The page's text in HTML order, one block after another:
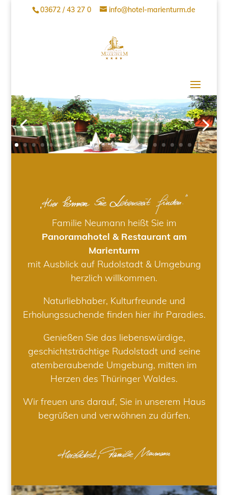
03672 / 43 27 0 info@hotel-marienturm.de
Familie Neumann heißt Sie im
Panoramahotel & Restaurant am
Marienturm
mit Ausblick auf Rudolstadt & Umgebung
herzlich willkommen.
Naturliebhaber, Kulturfreunde und
Erholungssuchende finden hier ihr Paradies.
Genießen Sie das liebenswürdige,
geschichtsträchtige Rudolstadt und seine
atemberaubende Umgebung, mitten im
Herzen des Thüringer Waldes.
Wir freuen uns darauf, Sie in unserem Haus
begrüßen und verwöhnen zu dürfen.